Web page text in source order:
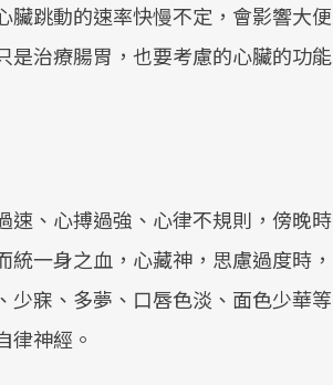
臟跳動的速率快慢不定，會影響大便
是治療腸胃，也要考慮的心臟的功能
速、心搏過強、心律不規則，傍晚時
一身之血，心藏神，思慮過度時，
少寐、多夢、口唇色淡、面色少華等
律神經。